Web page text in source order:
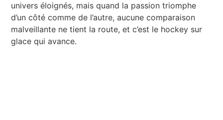
univers éloignés, mais quand la passion triomphe
d’un côté comme de l’autre, aucune comparaison
malveillante ne tient la route, et c’est le hockey sur
glace qui avance.